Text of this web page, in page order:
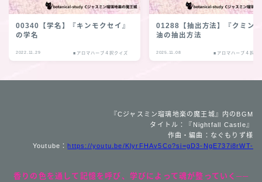
00340【学名】『キンモクセイ』
の学名
2022.11.29 ■アロマハーブ４択クイズ
01288【抽出方法】『クミン
油の抽出方法
2025.11.08 ■アロマハーブ４択ク
『Cジャスミン瑠璃地楽の魔王城』内のBGM
タイトル：『Nightfall Castle』
作曲・編曲：なぐもりず様
Youtube： https://youtu.be/KlyrFHAv5Co?si=gD3-NgE737i8rWT-
香りの色を通して記憶を呼び、学びによって魂が整っていく──